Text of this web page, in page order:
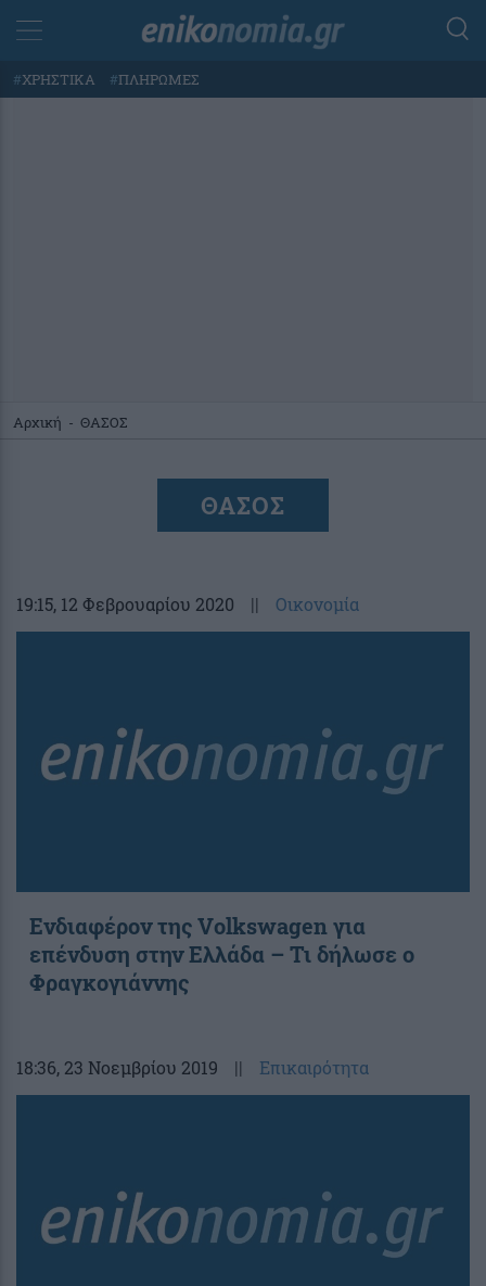
#ΧΡΗΣΤΙΚΑ #ΠΛΗΡΩΜΕΣ
Αρχική - ΘΑΣΟΣ
ΘΑΣΟΣ
19:15, 12 Φεβρουαρίου 2020 || Οικονομία
Ενδιαφέρον της Volkswagen για
επένδυση στην Ελλάδα – Τι δήλωσε ο
Φραγκογιάννης
18:36, 23 Νοεμβρίου 2019 || Επικαιρότητα